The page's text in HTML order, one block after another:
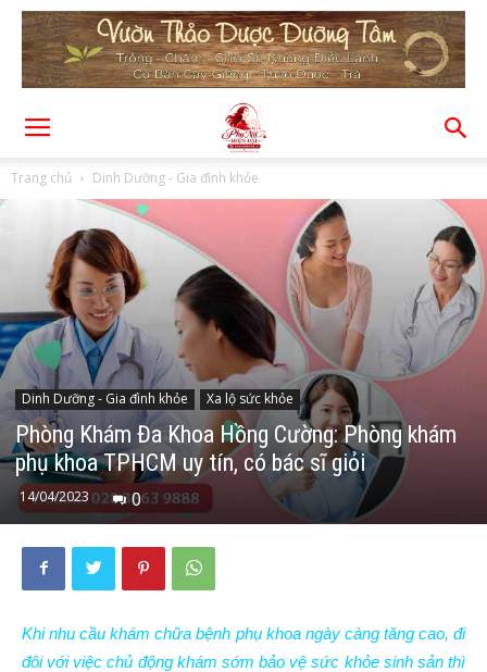
Trang chủ Dinh Dưỡng - Gia đình khỏe
Dinh Dưỡng - Gia đình khỏe Xa lộ sức khỏe
Phòng Khám Đa Khoa Hồng Cường: Phòng khám
phụ khoa TPHCM uy tín, có bác sĩ giỏi
14/04/2023 0
Khi nhu cầu khám chữa bệnh phụ khoa ngày càng tăng cao, đi
đôi với việc chủ động khám sớm bảo vệ sức khỏe sinh sản thì